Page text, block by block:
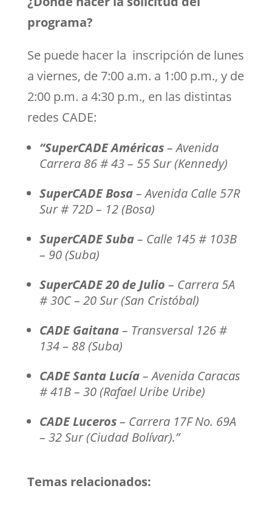
programa?
Se puede hacer la inscripción de lunes
a viernes, de 7:00 a.m. a 1:00 p.m., y de
2:00 p.m. a 4:30 p.m., en las distintas
redes CADE:
“SuperCADE Américas– Avenida
Carrera 86 # 43 – 55 Sur (Kennedy)
SuperCADE Bosa– Avenida Calle 57R
Sur # 72D – 12 (Bosa)
SuperCADE Suba– Calle 145 # 103B
– 90 (Suba)
SuperCADE 20 de Julio – Carrera 5A
# 30C – 20 Sur (San Cristóbal)
CADE Gaitana– Transversal 126 #
134 – 88 (Suba)
CADE Santa Lucía– Avenida Caracas
# 41B – 30 (Rafael Uribe Uribe)
CADE Luceros– Carrera 17F No. 69A
– 32 Sur (Ciudad Bolívar).”
Temas relacionados: